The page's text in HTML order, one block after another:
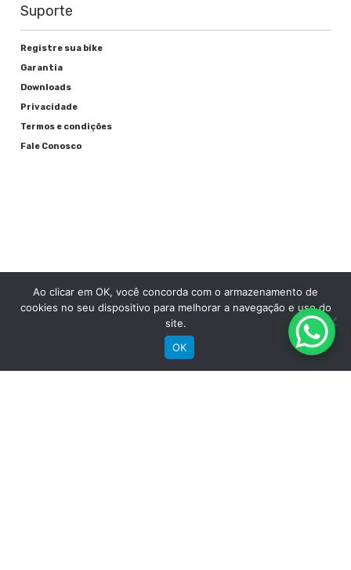
Suporte
Registre sua bike
Garantia
Downloads
Privacidade
Termos e condições
Fale Conosco
RECEBA NOSSAS NOVIDADES POR E-MAIL
Ao clicar em OK, você concorda com o armazenamento de
cookies no seu dispositivo para melhorar a navegação e uso do
site.
OK